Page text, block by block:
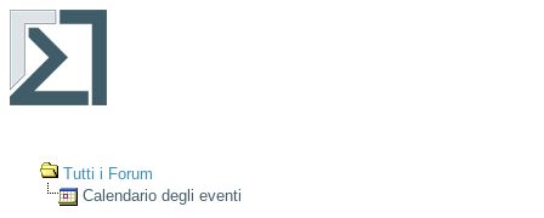
Tutti i Forum
Calendario degli eventi